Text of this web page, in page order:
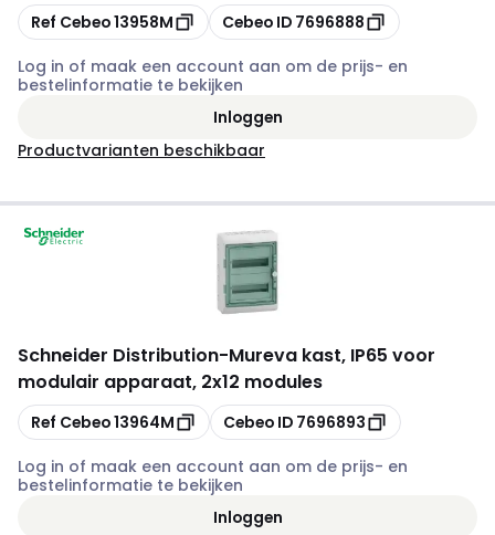
Kopiëren
Ref Cebeo13958M Kopiëren
Cebeo ID 7696888
Log in of maak een account aan om de prijs- en
bestelinformatie te bekijken
Inloggen
Productvarianten beschikbaar
Schneider Distribution-Mureva kast, IP65 voor
modulair apparaat, 2x12 modules
Kopiëren
Ref Cebeo13964M Kopiëren
Cebeo ID 7696893
Log in of maak een account aan om de prijs- en
bestelinformatie te bekijken
Inloggen